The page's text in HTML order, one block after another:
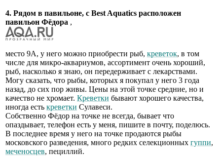
4. Рядом в павильоне, с Best Aquatics расположен
павильон Фёдора ,
место 9А, у него можно приобрести рыб, креветок, в том
числе для микро-аквариумов, ассортимент очень хороший,
рыб, насколько я знаю, он передерживает с лекарствами.
Могу сказать, что рыбы, которых я покупал у него 3 года
назад, до сих пор живы. Цены на этой точке средние, но и
качество не хромает. Креветки бывают хорошего качества,
иногда есть креветки Сулавеси.
Собственно Фёдор на точке не всегда, бывает что
опаздывает, телефон есть у меня, пишите в почту, поделюсь.
В последнее время у него на точке продаются рыбы
московского разведения, много редких селекционных гуппи,
меченосцев, пециллий.